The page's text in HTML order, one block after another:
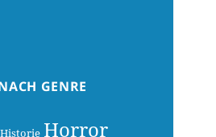
GENRE
Historie Horror